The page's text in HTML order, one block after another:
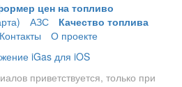
цен на топливо
АЗС
Качество топлива
Контакты
О проекте
iGas для iOS
приветствуется, только при